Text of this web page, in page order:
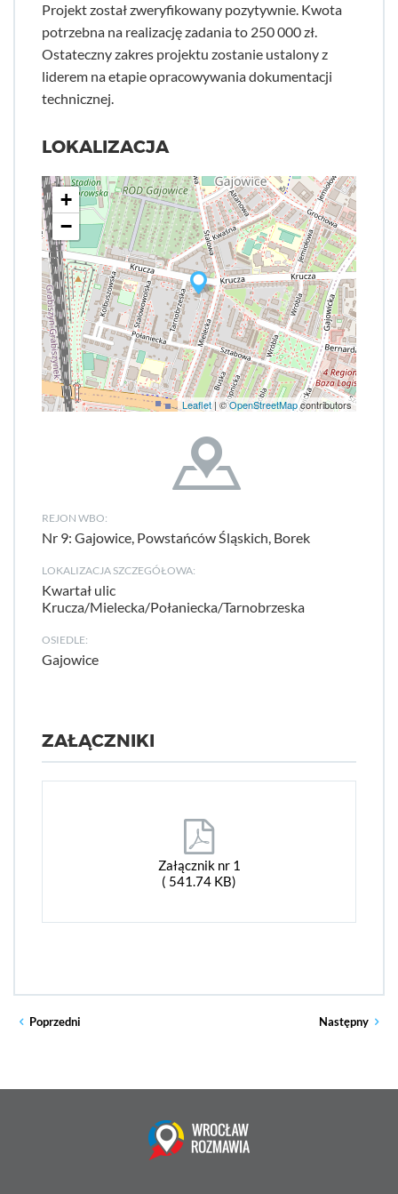
Projekt został zweryfikowany pozytywnie. Kwota
potrzebna na realizację zadania to 250 000 zł.
Ostateczny zakres projektu zostanie ustalony z
liderem na etapie opracowywania dokumentacji
technicznej.
LOKALIZACJA
+
−
Leaflet| ©OpenStreetMapcontributors
REJON WBO:
Nr 9: Gajowice, Powstańców Śląskich, Borek
LOKALIZACJA SZCZEGÓŁOWA:
Kwartał ulic
Krucza/Mielecka/Połaniecka/Tarnobrzeska
OSIEDLE:
Gajowice
ZAŁĄCZNIKI
Załącznik nr 1
( 541.74 KB)
Poprzedni Następny